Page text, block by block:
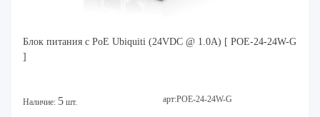
Блок питания с PoE Ubiquiti (24VDC @ 1.0A) [ POE-24-24W-G
]
Наличие: 5 шт. арт:POE-24-24W-G